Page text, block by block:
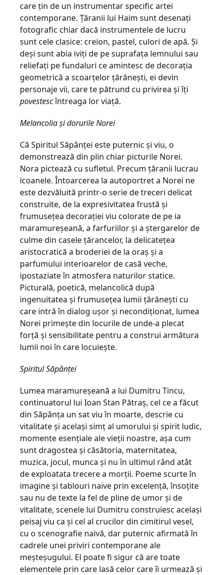
care țin de un instrumentar specific artei
contemporane. Țăranii lui Haim sunt desenați
fotografic chiar dacă instrumentele de lucru
sunt cele clasice: creion, pastel, culori de apă. Și
deși sunt abia iviți de pe suprafața lemnului sau
reliefați pe fundaluri ce amintesc de decorația
geometrică a scoarțelor țărănești, ei devin
personaje vii, care te pătrund cu privirea și îți
povestescîntreaga lor viață.
Melancolia și dorurile Norei
Că Spiritul Săpânței este puternic și viu, o
demonstrează din plin chiar picturile Norei.
Nora pictează cu sufletul. Precum țăranii lucrau
icoanele. Întoarcerea la autoportret a Norei ne
este dezvăluită printr-o serie de treceri delicat
construite, de la expresivitatea frustă și
frumusețea decorației viu colorate de pe ia
maramureșeană, a farfuriilor și a ștergarelor de
culme din casele țărancelor, la delicatețea
aristocratică a broderiei de la oraș și a
parfumului interioarelor de casă veche,
ipostaziate în atmosfera naturilor statice.
Picturală, poetică, melancolică după
ingenuitatea și frumusețea lumii țărănești cu
care intră în dialog ușor și necondiționat, lumea
Norei primește din locurile de unde-a plecat
forță și sensibilitate pentru a construi armătura
lumii noi în care locuiește.
Spiritul Săpânței
Lumea maramureșeană a lui Dumitru Tincu,
continuatorul lui Ioan Stan Pătraș, cel ce a făcut
din Săpânța un sat viu în moarte, descrie cu
vitalitate și același simț al umorului și spirit ludic,
momente esențiale ale vieții noastre, așa cum
sunt dragostea și căsătoria, maternitatea,
muzica, jocul, munca și nu în ultimul rând atât
de exploatata trecere a morții. Poeme scurte în
imagine și tablouri naïve prin excelență, însoțite
sau nu de texte la fel de pline de umor și de
vitalitate, scenele lui Dumitru construiesc același
peisaj viu ca și cel al crucilor din cimitirul vesel,
cu o scenografie naivă, dar puternic afirmată în
cadrele unei priviri contemporane ale
meșteșugului. El poate fi sigur că are toate
elementele prin care lasă celor care îi urmează și